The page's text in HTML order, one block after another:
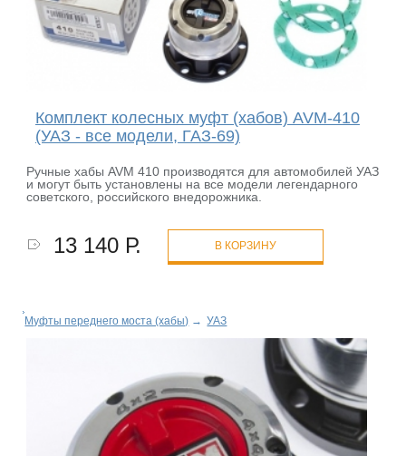
Комплект колесных муфт (хабов) AVM-410
(УАЗ - все модели, ГАЗ-69)
Ручные хабы AVM 410 производятся для автомобилей УАЗ
и могут быть установлены на все модели легендарного
советского, российского внедорожника.
13 140 Р. В КОРЗИНУ
Муфты переднего моста (хабы) → УАЗ